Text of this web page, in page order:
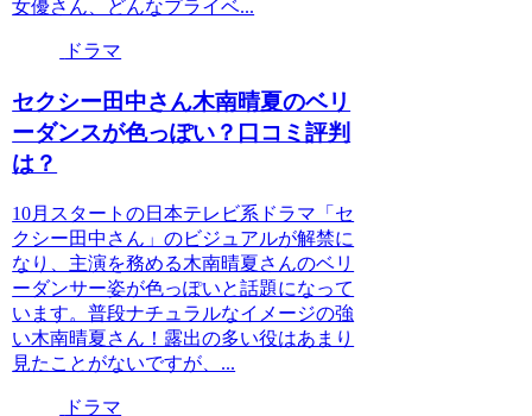
女優さん、どんなプライベ...
ドラマ
セクシー田中さん木南晴夏のベリ
ーダンスが色っぽい？口コミ評判
は？
10月スタートの日本テレビ系ドラマ「セ
クシー田中さん」のビジュアルが解禁に
なり、主演を務める木南晴夏さんのベリ
ーダンサー姿が色っぽいと話題になって
います。普段ナチュラルなイメージの強
い木南晴夏さん！露出の多い役はあまり
見たことがないですが、...
ドラマ